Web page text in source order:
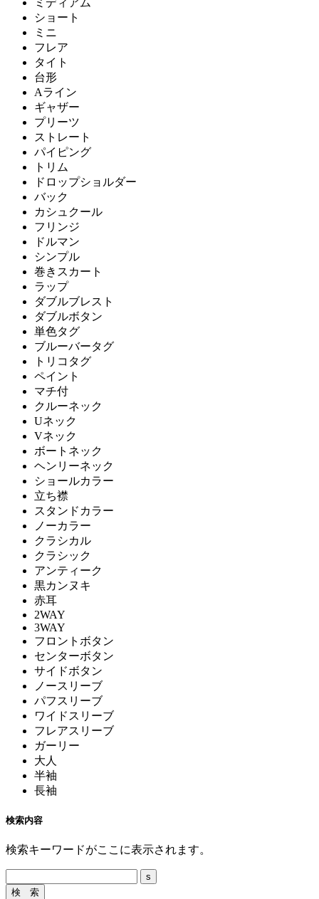
ショート
ミニ
フレア
タイト
台形
Aライン
ギャザー
プリーツ
ストレート
パイピング
トリム
ドロップショルダー
バック
カシュクール
フリンジ
ドルマン
シンプル
巻きスカート
ラップ
ダブルブレスト
ダブルボタン
単色タグ
ブルーバータグ
トリコタグ
ペイント
マチ付
クルーネック
Uネック
Vネック
ボートネック
ヘンリーネック
ショールカラー
立ち襟
スタンドカラー
ノーカラー
クラシカル
クラシック
アンティーク
黒カンヌキ
赤耳
2WAY
3WAY
フロントボタン
センターボタン
サイドボタン
ノースリーブ
パフスリーブ
ワイドスリーブ
フレアスリーブ
ガーリー
大人
半袖
長袖
検索内容
検索キーワードがここに表示されます。